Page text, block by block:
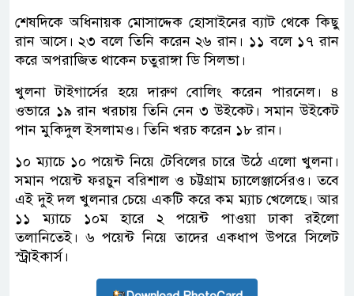
শেষদিকে অধিনায়ক মোসাদ্দেক হোসাইনের ব্যাট থেকে কিছু
রান আসে। ২৩ বলে তিনি করেন ২৬ রান। ১১ বলে ১৭ রান
করে অপরাজিত থাকেন চতুরাঙ্গা ডি সিলভা।
খুলনা টাইগার্সের হয়ে দারুণ বোলিং করেন পারনেল। ৪
ওভারে ১৯ রান খরচায় তিনি নেন ৩ উইকেট। সমান উইকেট
পান মুকিদুল ইসলামও। তিনি খরচ করেন ১৮ রান।
১০ ম্যাচে ১০ পয়েন্ট নিয়ে টেবিলের চারে উঠে এলো খুলনা।
সমান পয়েন্ট ফরচুন বরিশাল ও চট্টগ্রাম চ্যালেঞ্জার্সেরও। তবে
এই দুই দল খুলনার চেয়ে একটি করে কম ম্যাচ খেলেছে। আর
১১ ম্যাচে ১০ম হারে ২ পয়েন্ট পাওয়া ঢাকা রইলো
তলানিতেই। ৬ পয়েন্ট নিয়ে তাদের একধাপ উপরে সিলেট
স্ট্রাইকার্স।